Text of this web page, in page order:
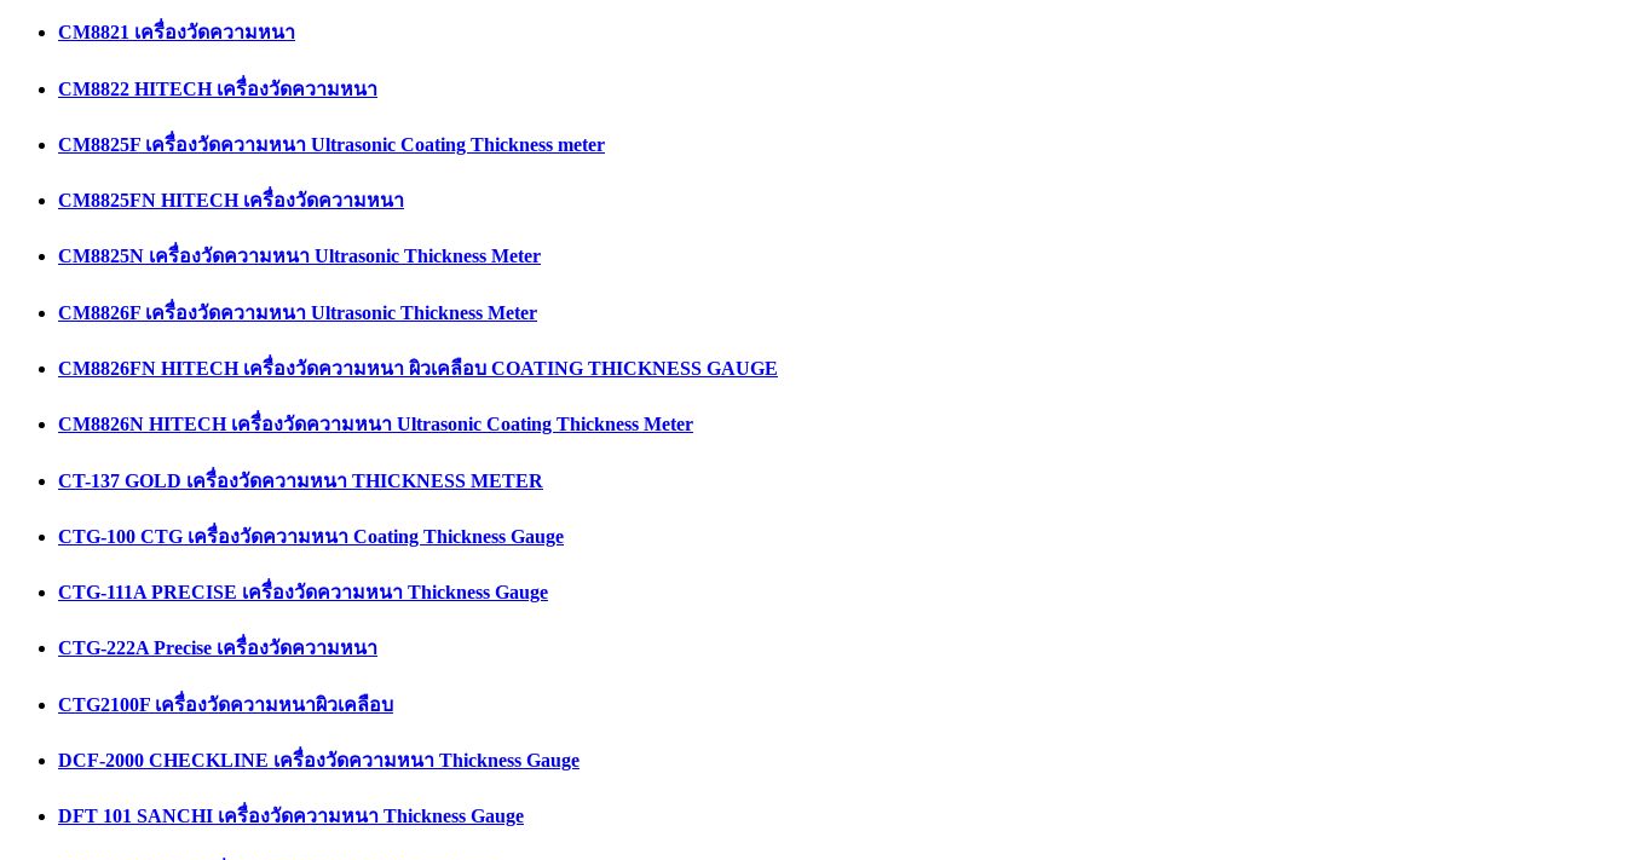
CM8821 เครื่องวัดความหนา
CM8822 HITECH เครื่องวัดความหนา
CM8825F เครื่องวัดความหนา Ultrasonic Coating Thickness meter
CM8825FN HITECH เครื่องวัดความหนา
CM8825N เครื่องวัดความหนา Ultrasonic Thickness Meter
CM8826F เครื่องวัดความหนา Ultrasonic Thickness Meter
CM8826FN HITECH เครื่องวัดความหนา ผิวเคลือบ COATING THICKNESS GAUGE
CM8826N HITECH เครื่องวัดความหนา Ultrasonic Coating Thickness Meter
CT-137 GOLD เครื่องวัดความหนา THICKNESS METER
CTG-100 CTG เครื่องวัดความหนา Coating Thickness Gauge
CTG-111A PRECISE เครื่องวัดความหนา Thickness Gauge
CTG-222A Precise เครื่องวัดความหนา
CTG2100F เครื่องวัดความหนาผิวเคลือบ
DCF-2000 CHECKLINE เครื่องวัดความหนา Thickness Gauge
DFT 101 SANCHI เครื่องวัดความหนา Thickness Gauge